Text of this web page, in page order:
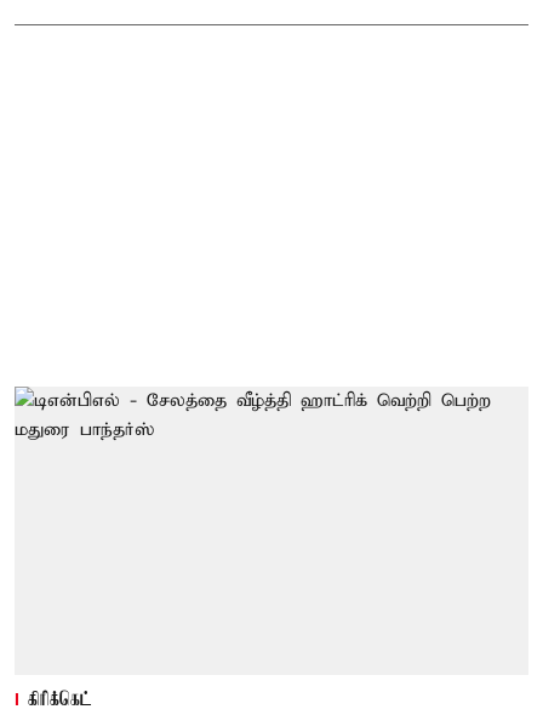
கிரிக்கெட்